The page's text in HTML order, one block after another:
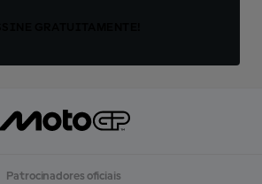
Patrocinadores oficiais